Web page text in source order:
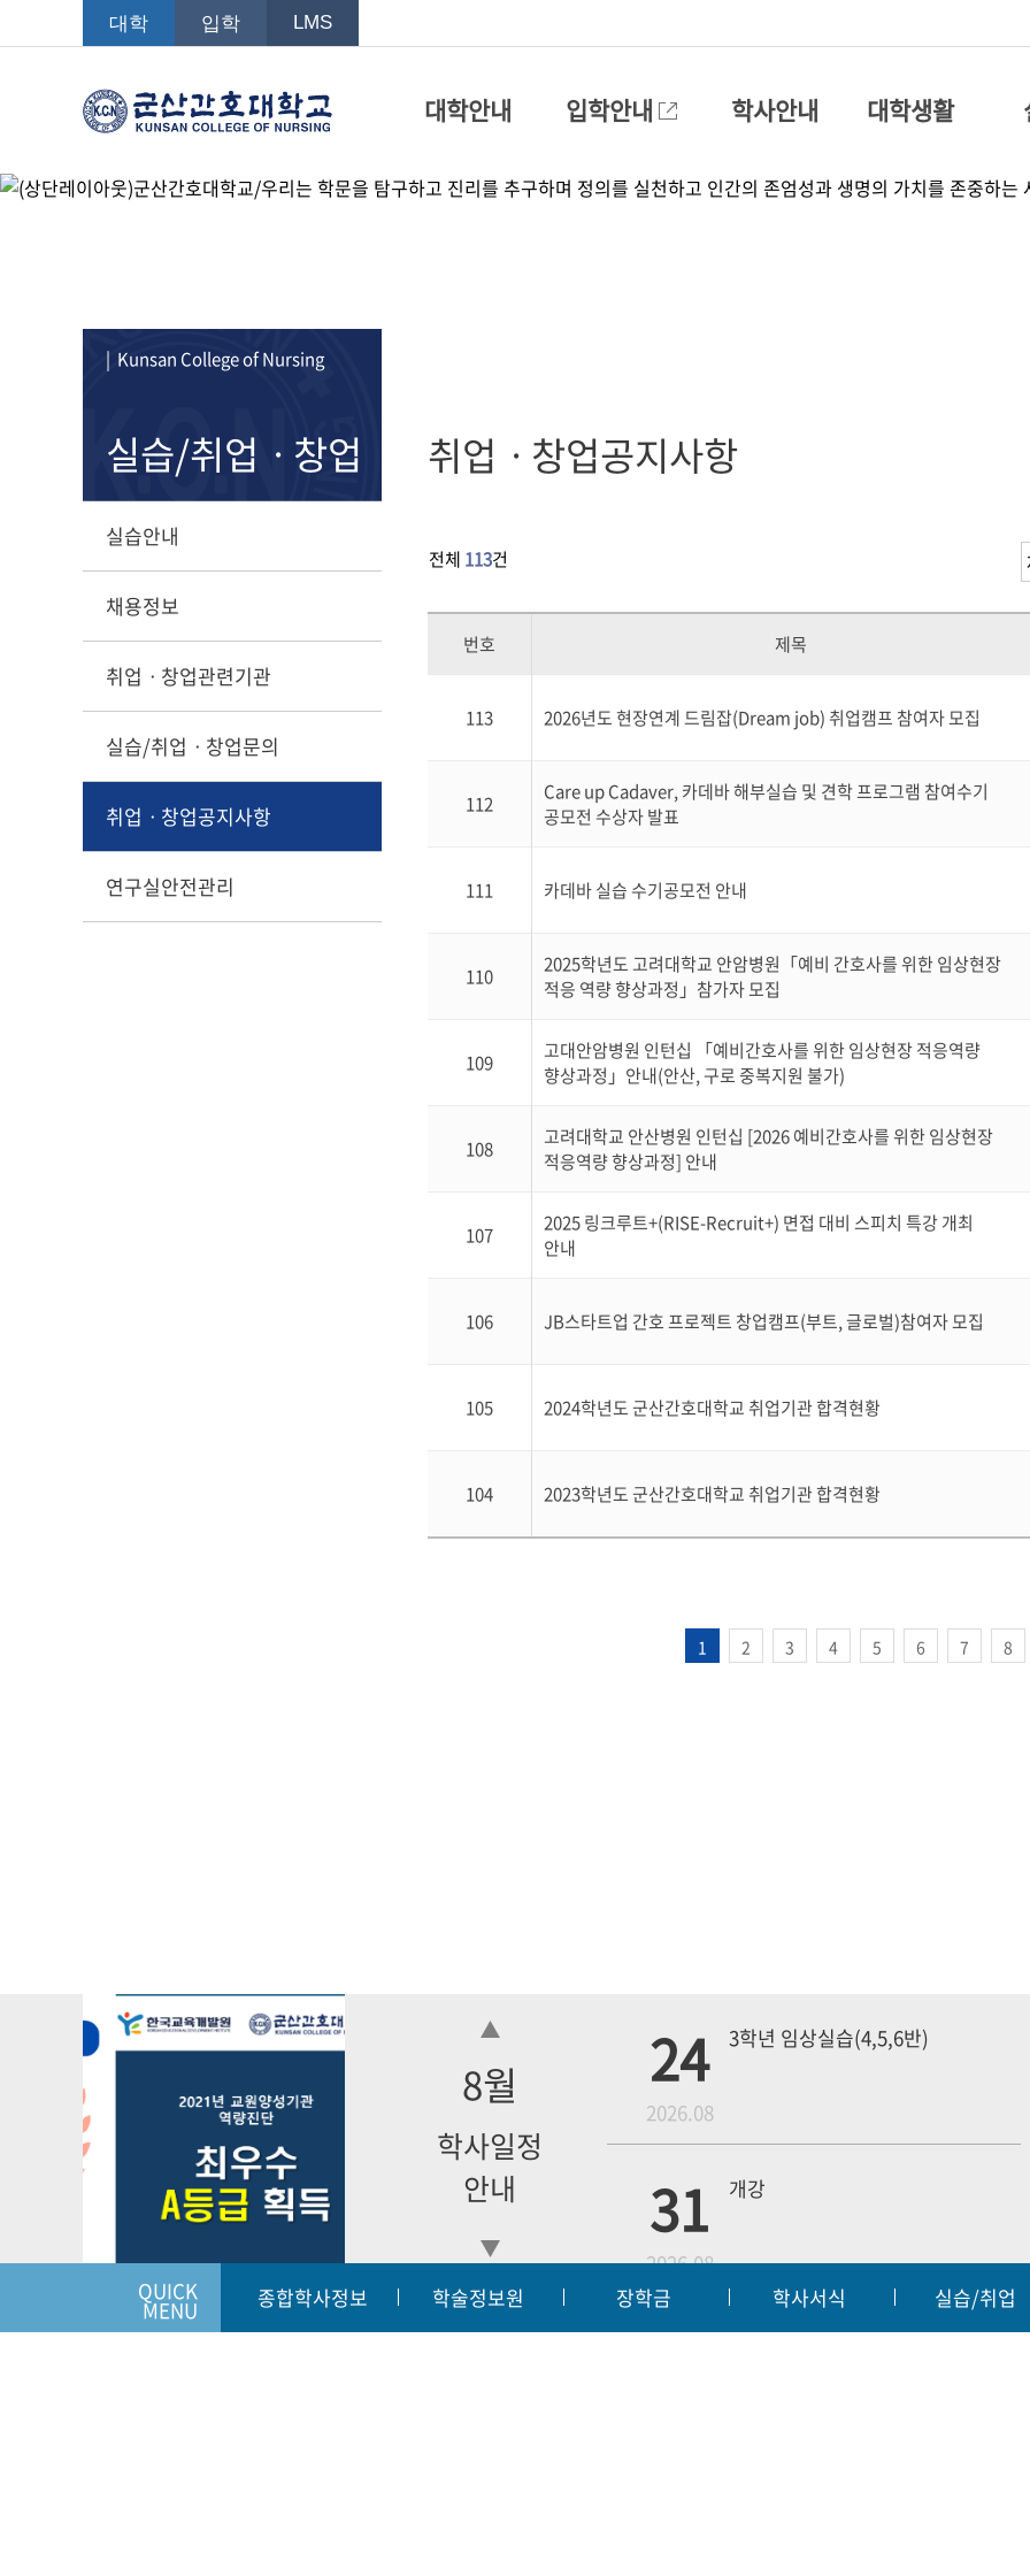
대학 입학 LMS
대학안내 입학안내 학사안내 대학생활
| Kunsan College of Nursing
실습/취업ㆍ창업
실습안내
채용정보
취업ㆍ창업관련기관
실습/취업ㆍ창업문의
취업ㆍ창업공지사항
연구실안전관리
취업ㆍ창업공지사항
전체 113건
번호 제목
113 2026년도 현장연계 드림잡(Dream job) 취업캠프 참여자 모집
112
Care up Cadaver, 카데바 해부실습 및 견학 프로그램 참여수기
공모전 수상자 발표
111 카데바 실습 수기공모전 안내
110
2025학년도 고려대학교 안암병원「예비 간호사를 위한 임상현장
적응 역량 향상과정」참가자 모집
109
고대안암병원 인턴십 「예비간호사를 위한 임상현장 적응역량
향상과정」안내(안산, 구로 중복지원 불가)
108
고려대학교 안산병원 인턴십 [2026 예비간호사를 위한 임상현장
적응역량 향상과정] 안내
107
2025 링크루트+(RISE-Recruit+) 면접 대비 스피치 특강 개최
안내
106 JB스타트업 간호 프로젝트 창업캠프(부트, 글로벌)참여자 모집
105 2024학년도 군산간호대학교 취업기관 합격현황
104 2023학년도 군산간호대학교 취업기관 합격현황
1 2 3 4 5 6 7 8
QUICK
MENU 종합학사정보 학술정보원 장학금 학사서식 실습/취업
8월
학사일정
안내
24
2026.08
3학년 임상실습(4,5,6반)
31
2026.08
개강
18 4학년 1차 모의고사
입학상담하기 | 개인정보처리방침 | 이메일무단수집거부 | 예결산공고 | 입찰공고 | 대학정보